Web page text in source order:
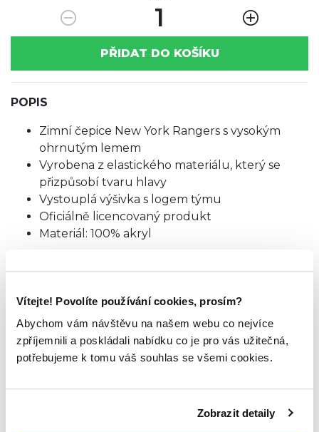
Vítejte! Povolíte používání cookies, prosím?
Abychom vám návštěvu na našem webu co nejvíce
zpříjemnili a poskládali nabídku co je pro vás užitečná,
potřebujeme k tomu váš souhlas se všemi cookies.
Zobrazit detaily
1
PŘIDAT DO KOŠÍKU
POPIS
Zimní čepice New York Rangers s vysokým
ohrnutým lemem
Vyrobena z elastického materiálu, který se
přizpůsobí tvaru hlavy
Vystouplá výšivka s logem týmu
Oficiálně licencovaný produkt
Materiál: 100% akryl
TABULKA VELIKOSTÍ
ZKOUKNI TAKÉ TYTO.